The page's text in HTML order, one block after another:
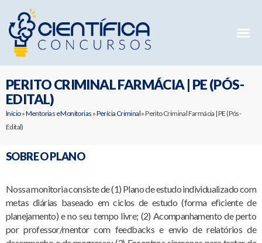
PERITO CRIMINAL FARMÁCIA | PE (PÓS-
EDITAL)
Início»Mentorias e Monitorias »Perícia Criminal»Perito Criminal Farmácia | PE (Pós-
Edital)
SOBRE O PLANO
Nossa monitoria consiste de (1) Plano de estudo individualizado com
metas diárias baseado em ciclos de estudo (forma eficiente de
planejamento) e no seu tempo livre; (2) Acompanhamento de perto
por professor/mentor com feedbacks e envio de relatórios de